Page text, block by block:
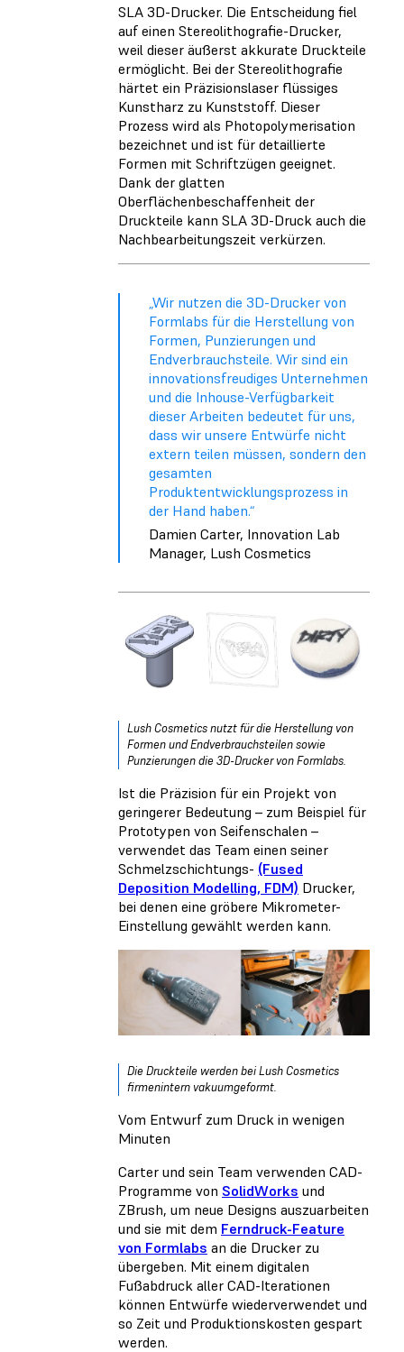
SLA 3D-Drucker. Die Entscheidung fiel
auf einen Stereolithografie-Drucker,
weil dieser äußerst akkurate Druckteile
ermöglicht. Bei der Stereolithografie
härtet ein Präzisionslaser flüssiges
Kunstharz zu Kunststoff. Dieser
Prozess wird als Photopolymerisation
bezeichnet und ist für detaillierte
Formen mit Schriftzügen geeignet.
Dank der glatten
Oberflächenbeschaffenheit der
Druckteile kann SLA 3D-Druck auch die
Nachbearbeitungszeit verkürzen.
„Wir nutzen die 3D-Drucker von
Formlabs für die Herstellung von
Formen, Punzierungen und
Endverbrauchsteile. Wir sind ein
innovationsfreudiges Unternehmen
und die Inhouse-Verfügbarkeit
dieser Arbeiten bedeutet für uns,
dass wir unsere Entwürfe nicht
extern teilen müssen, sondern den
gesamten
Produktentwicklungsprozess in
der Hand haben.“
Damien Carter, Innovation Lab
Manager, Lush Cosmetics
Lush Cosmetics nutzt für die Herstellung von
Formen und Endverbrauchsteilen sowie
Punzierungen die 3D-Drucker von Formlabs.
Ist die Präzision für ein Projekt von
geringerer Bedeutung – zum Beispiel für
Prototypen von Seifenschalen –
verwendet das Team einen seiner
Schmelzschichtungs- (Fused
Deposition Modelling, FDM) Drucker,
bei denen eine gröbere Mikrometer-
Einstellung gewählt werden kann.
Die Druckteile werden bei Lush Cosmetics
firmenintern vakuumgeformt.
Vom Entwurf zum Druck in wenigen
Minuten
Carter und sein Team verwenden CAD-
Programme von SolidWorks und
ZBrush, um neue Designs auszuarbeiten
und sie mit dem Ferndruck-Feature
von Formlabs an die Drucker zu
übergeben. Mit einem digitalen
Fußabdruck aller CAD-Iterationen
können Entwürfe wiederverwendet und
so Zeit und Produktionskosten gespart
werden.